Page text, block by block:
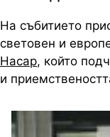
На събитието
световен и
Насар, който
и